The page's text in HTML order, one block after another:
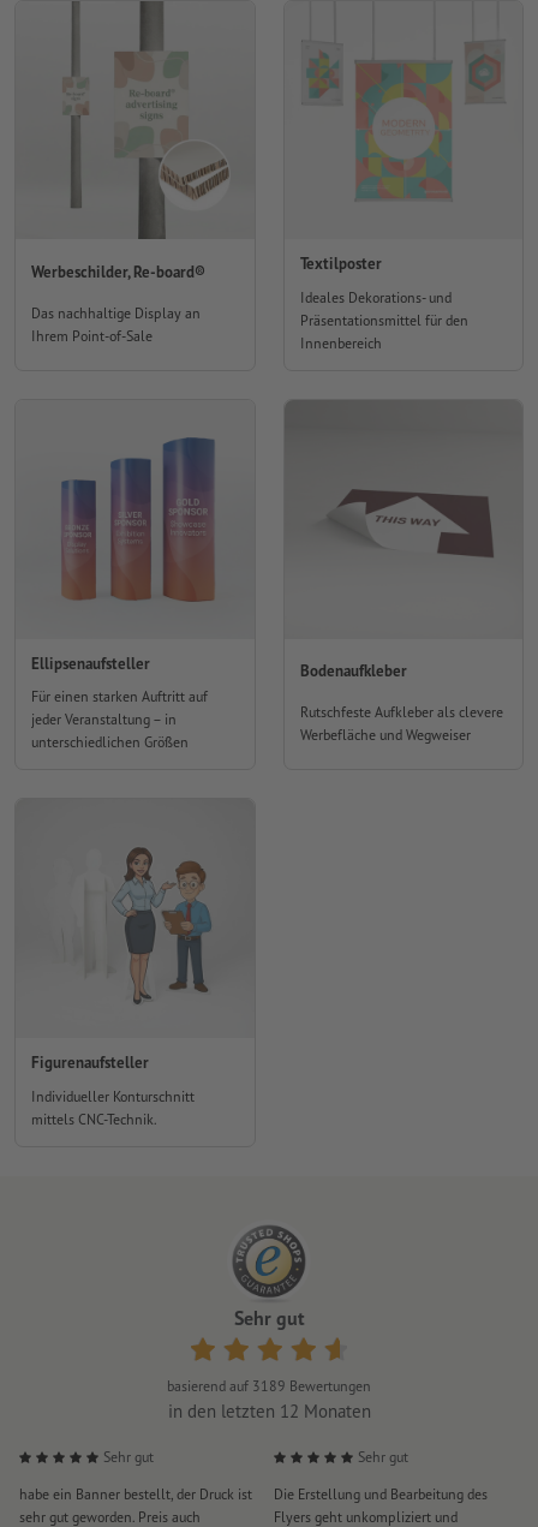
Werbeschilder, Re-board®
Das nachhaltige Display an
Ihrem Point-of-Sale
Textilposter
Ideales Dekorations- und
Präsentationsmittel für den
Innenbereich
Ellipsenaufsteller
Für einen starken Auftritt auf
jeder Veranstaltung – in
unterschiedlichen Größen
Bodenaufkleber
Rutschfeste Aufkleber als clevere
Werbefläche und Wegweiser
Figurenaufsteller
Individueller Konturschnitt
mittels CNC-Technik.
Sehr gut
basierend auf 3189 Bewertungen
in den letzten 12 Monaten
Sehr gut
habe ein Banner bestellt, der Druck ist
sehr gut geworden. Preis auch
Sehr gut
Die Erstellung und Bearbeitung des
Flyers geht unkompliziert und